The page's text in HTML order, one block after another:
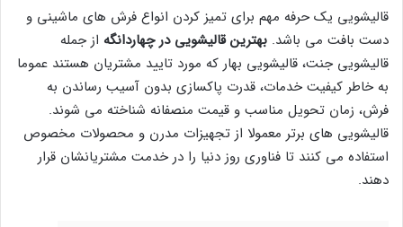
قالیشویی یک حرفه مهم برای تمیز کردن انواع فرش های ماشینی و
دست بافت می باشد. بهترین قالیشویی در چهاردانگه از جمله
قالیشویی جنت، قالیشویی بهار که مورد تایید مشتریان هستند عموما
به خاطر کیفیت خدمات، قدرت پاکسازی بدون آسیب رساندن به
فرش، زمان تحویل مناسب و قیمت منصفانه شناخته می شوند.
قالیشویی های برتر معمولا از تجهیزات مدرن و محصولات مخصوص
استفاده می کنند تا فناوری روز دنیا را در خدمت مشتریانشان قرار
دهند.